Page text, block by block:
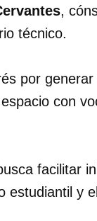
,
técnico.
por
con
facilitar
estudiantil y